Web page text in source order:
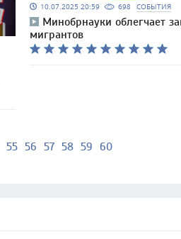
10.07.2025 20:59 698 СОБЫТИЯ
Минобрнауки облегчает
мигрантов
55 56 57 58 59 60